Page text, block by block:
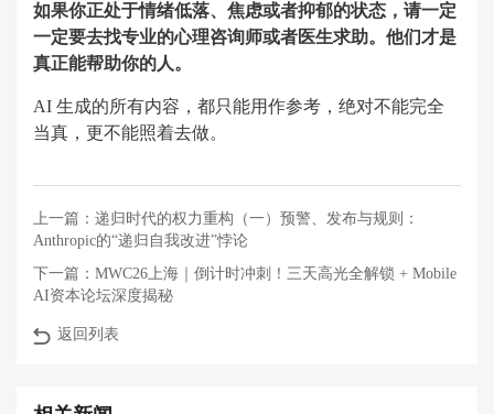
如果你正处于情绪低落、焦虑或者抑郁的状态，请一定
一定要去找专业的心理咨询师或者医生求助。他们才是
真正能帮助你的人。
AI 生成的所有内容，都只能用作参考，绝对不能完全
当真，更不能照着去做。
上一篇： 递归时代的权力重构（一）预警、发布与规则：
Anthropic的“递归自我改进”悖论
下一篇： MWC26上海｜倒计时冲刺！三天高光全解锁 + Mobile
AI资本论坛深度揭秘
返回列表